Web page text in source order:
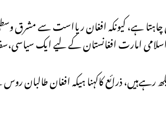
ہے، کیونکہ افغان ریااست سے مشرق
امارت افغانستان کے لیے ایک
ذرائع کاکہنا ہیکہ افغان طالبان